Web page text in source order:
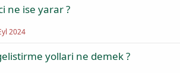
ne ise yarar ?
2024
yollari ne demek ?